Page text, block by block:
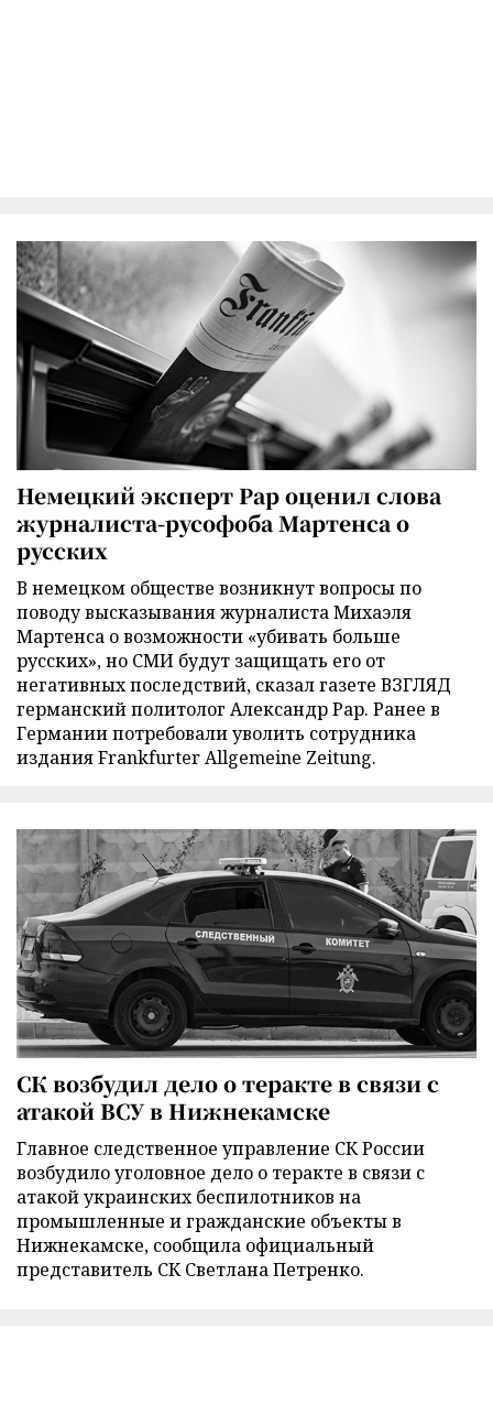
Немецкий эксперт Рар оценил слова
журналиста-русофоба Мартенса о
русских
В немецком обществе возникнут вопросы по
поводу высказывания журналиста Михаэля
Мартенса о возможности «убивать больше
русских», но СМИ будут защищать его от
негативных последствий, сказал газете ВЗГЛЯД
германский политолог Александр Рар. Ранее в
Германии потребовали уволить сотрудника
издания Frankfurter Allgemeine Zeitung.
СК возбудил дело о теракте в связи с
атакой ВСУ в Нижнекамске
Главное следственное управление СК России
возбудило уголовное дело о теракте в связи с
атакой украинских беспилотников на
промышленные и гражданские объекты в
Нижнекамске, сообщила официальный
представитель СК Светлана Петренко.